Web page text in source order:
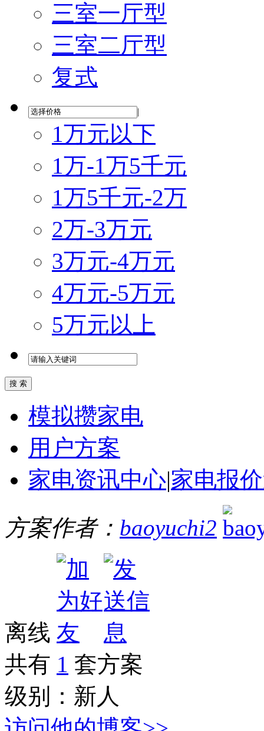
三室一厅型
三室二厅型
复式
|
1万元以下
1万-1万5千元
1万5千元-2万
2万-3万元
3万元-4万元
4万元-5万元
5万元以上
模拟攒家电
用户方案
家电资讯中心|家电报
方案作者： baoyuchi2
离线
共有 1 套方案
级别： 新人